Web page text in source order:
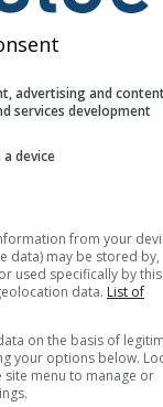
más
la
es
para
todo el
El Niño y
Los
Centro
el Centro
advertising and
services development
device
from your
data) may be stored by,
used specifically by this
data. List of
on the basis of
your options below.
menu to manage or